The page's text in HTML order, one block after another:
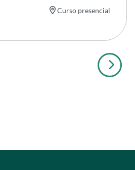
Curso presencial